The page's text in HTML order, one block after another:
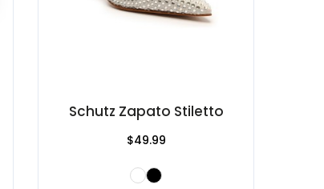
Schutz Zapato Stiletto
$49.99